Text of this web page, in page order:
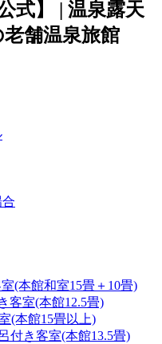
式】 | 温泉露天
舗温泉旅館
(本館和室15畳＋10畳)
客室(本館12.5畳)
(本館15畳以上)
付き客室(本館13.5畳)